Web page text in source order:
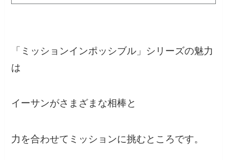
「ミッションインポッシブル」シリーズの魅力
は
イーサンがさまざまな相棒と
力を合わせてミッションに挑むところです。